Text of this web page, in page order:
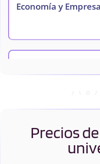
Economía y Empresa
Mercados
Precios